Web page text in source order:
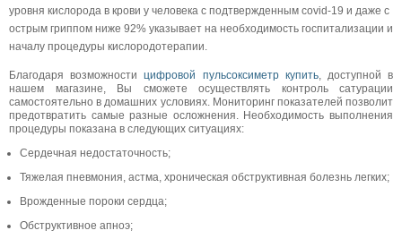
уровня кислорода в крови у человека с подтвержденным covid-19 и даже с
острым гриппом ниже 92% указывает на необходимость госпитализации и
началу процедуры кислородотерапии.
Благодаря возможностицифровой пульсоксиметр купить, доступной в
нашем магазине, Вы сможете осуществлять контроль сатурации
самостоятельно в домашних условиях. Мониторинг показателей позволит
предотвратить самые разные осложнения. Необходимость выполнения
процедуры показана в следующих ситуациях:
Сердечная недостаточность;
Тяжелая пневмония, астма, хроническая обструктивная болезнь легких;
Врожденные пороки сердца;
Обструктивное апноэ;